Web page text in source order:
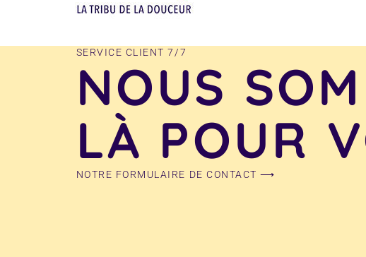
SERVICE CLIENT 7/7
NOUS
LÀ POUR
NOTRE FORMULAIRE DE CONTACT ⟶